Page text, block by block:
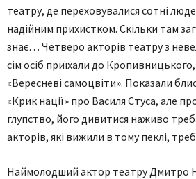
театру, де переховувалися сотні
надійним прихистком. Скільки там
знає… Четверо акторів театру з
сім осіб приїхали до
«Вересневі самоцвіти». Показали
«Крик нації» про Василя Стуса, але
глупство, його дивитися наживо
акторів, які вижили в тому пеклі,
Наймолодший актор театру Дмитро